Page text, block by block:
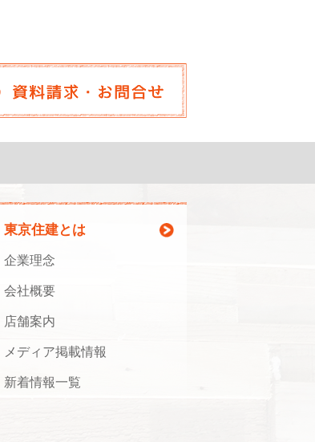
東京住建とは
企業理念
会社概要
店舗案内
メディア掲載情報
新着情報一覧